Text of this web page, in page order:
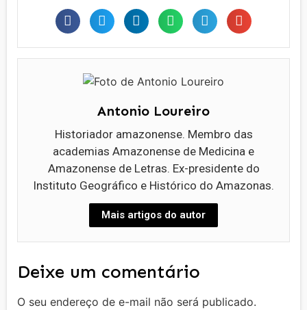
Antonio Loureiro
Historiador amazonense. Membro das
academias Amazonense de Medicina e
Amazonense de Letras. Ex-presidente do
Instituto Geográfico e Histórico do Amazonas.
Mais artigos do autor
Deixe um comentário
O seu endereço de e-mail não será publicado.